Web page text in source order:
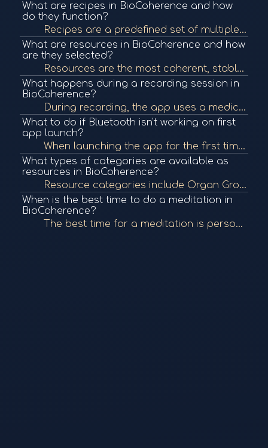
What are recipes in BioCoherence and how
do they function?
Recipes are a predefined set of multiple biomarker points associated with a specific protocol or symptom. When added to a program, they include several priorities and can significantly lengthen meditation or frequency sessions. Use them selectively.
What are resources in BioCoherence and how
are they selected?
Resources are the most coherent, stable, and energetically connected biomarkers in your body. They are identified by a complex algorithm considering energy, stability, and interconnections across systems. You can use automatic selections or manually sele...
What happens during a recording session in
BioCoherence?
During recording, the app uses a medically certified ECG sensor to capture the body's full electrical activity, not just heartbeats. It automatically cleans erroneous or unstable data and continues recording when fingers are placed again. You need at lea...
What to do if Bluetooth isn't working on first
app launch?
When launching the app for the first time, it asks for Bluetooth authorization. If denied, the app won't connect. You can either go to system preferences to allow it manually or delete and reinstall the app to prompt authorization again.
What types of categories are available as
resources in BioCoherence?
Resource categories include Organ Groups (Ayurvedic), Organs, Atoms, Meridians, Momentum, Drives (emotions), Organisms (parasitic/symbiotic), TCM Points, Subdoshas (Ayurveda), and Chakras. Each resource group contains a few strong and mild options you ca...
When is the best time to do a meditation in
BioCoherence?
The best time for a meditation is personal. You can do one in the morning, evening, or even at 3 a.m. if you wake up and feel called to. Just open the app and press play to begin your session.